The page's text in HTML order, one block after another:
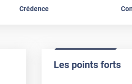
Crédence
Les points forts